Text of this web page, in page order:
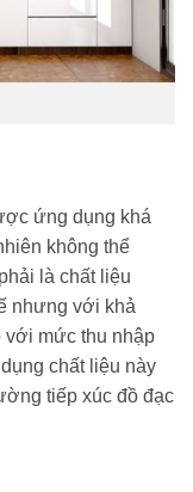
ứng dụng khá
không thể
là chất liệu
nhưng với khả
với mức thu nhập
chất liệu này
tiếp xúc đồ đạc